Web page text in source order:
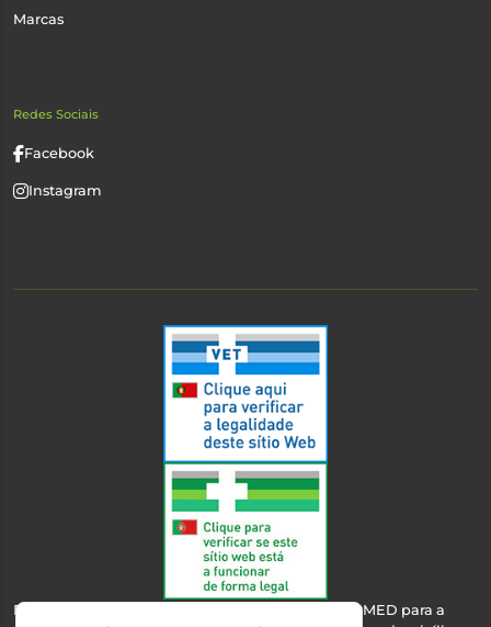
Marcas
Redes Sociais
Facebook
Instagram
Esta farmácia encontra-se autorizada pelo INFARMED para a